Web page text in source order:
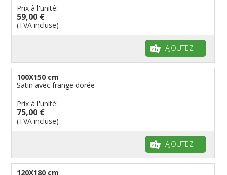
Prix à l'unité:
59,00 €
(TVA incluse)
AJOUTEZ
100X150 cm
Satin avec frange dorée
Prix à l'unité:
75,00 €
(TVA incluse)
AJOUTEZ
120X180 cm